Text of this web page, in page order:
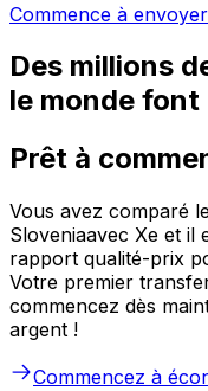
Commence à envoyer
Des millions
le monde
Prêt à
Vous avez comparé
Sloveniaavec Xe et il
rapport qualité-prix
Votre premier
commencez dès
argent !
Commencez à